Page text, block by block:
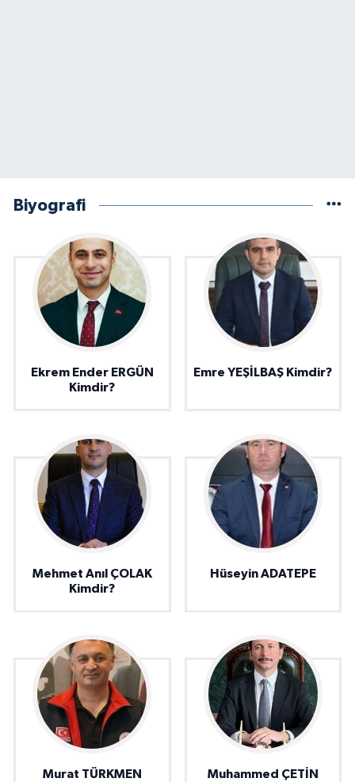
Biyografi
Ekrem Ender ERGÜN
Kimdir?
Emre YEŞİLBAŞ Kimdir?
Mehmet Anıl ÇOLAK
Kimdir?
Hüseyin ADATEPE
Murat TÜRKMEN
Muhammed ÇETİN